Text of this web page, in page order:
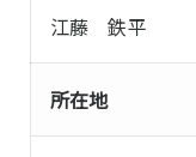
江藤 鉄平
所在地